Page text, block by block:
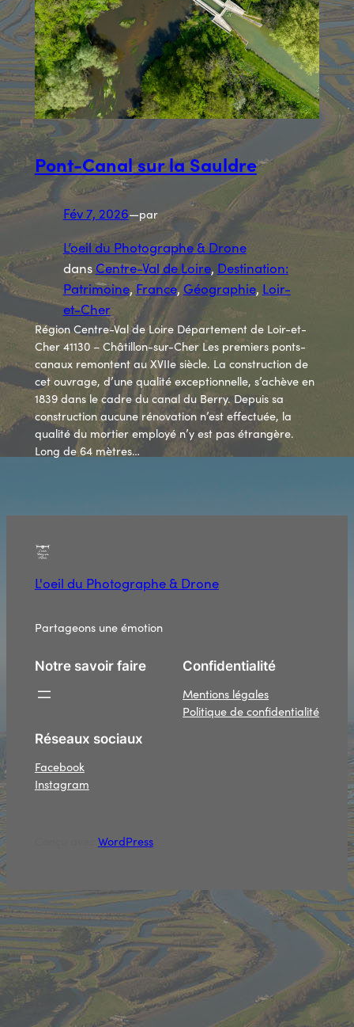
Pont-Canal sur la Sauldre
Fév 7, 2026—par
L’oeil du Photographe & Drone
dans Centre-Val de Loire, Destination:
Patrimoine, France, Géographie, Loir-
et-Cher
Région Centre-Val de Loire Département de Loir-et-
Cher 41130 – Châtillon-sur-Cher Les premiers ponts-
canaux remontent au XVIIe siècle. La construction de
cet ouvrage, d’une qualité exceptionnelle, s’achève en
1839 dans le cadre du canal du Berry. Depuis sa
construction aucune rénovation n’est effectuée, la
qualité du mortier employé n’y est pas étrangère.
Long de 64 mètres…
L'oeil du Photographe & Drone
Partageons une émotion
Notre savoir faire
Confidentialité
Mentions légales
Politique de confidentialité
Réseaux sociaux
Facebook
Instagram
WordPress